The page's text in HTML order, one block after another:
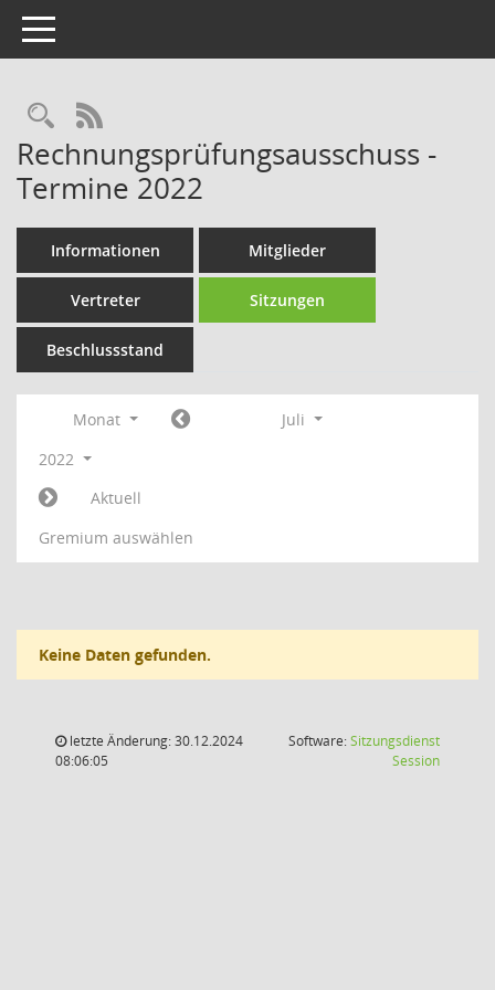
Toggle navigation
Rechercheauswahl
RSS-Feed
Rechnungsprüfungsausschuss -
Termine 2022
Informationen Mitglieder
Vertreter Sitzungen
Beschlussstand
Monat
Juli
2022
Aktuell
Gremium auswählen
Keine Daten gefunden.
letzte Änderung: 30.12.2024
08:06:05
Software:Sitzungsdienst
Session(Wird in